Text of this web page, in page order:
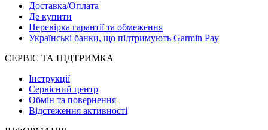
Доставка/Оплата
Де купити
Перевірка гарантії та обмеження
Українські банки, що підтримують Garmin Pay
СЕРВІС ТА ПІДТРИМКА
Інструкції
Сервісний центр
Обмін та повернення
Відстеження активності